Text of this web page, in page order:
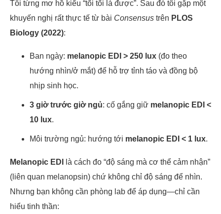
Tôi từng mơ hồ kiểu “tối tối là được”. Sau đó tôi gặp một
khuyến nghị rất thực tế từ bài Consensus trên PLOS
Biology (2022):
Ban ngày: melanopic EDI > 250 lux (đo theo
hướng nhìn/ở mắt) để hỗ trợ tỉnh táo và đồng bộ
nhịp sinh học.
3 giờ trước giờ ngủ: cố gắng giữ melanopic EDI <
10 lux.
Môi trường ngủ: hướng tới melanopic EDI < 1 lux.
Melanopic EDI
là cách đo “độ sáng mà cơ thể cảm nhận”
(liên quan melanopsin) chứ không chỉ độ sáng để nhìn.
Nhưng bạn không cần phòng lab để áp dụng—chỉ cần
hiểu tinh thần: